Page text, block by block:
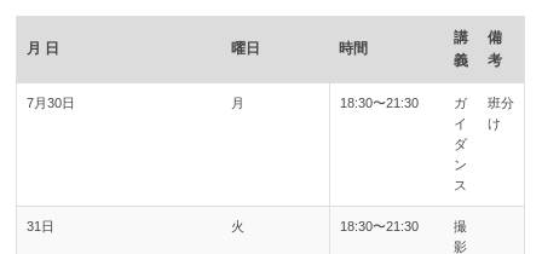
月 日 曜日 時間
講
義
備
考
7月30日 月 18:30〜21:30
ガ
イ
ダ
ン
ス
班分
け
31日 火 18:30〜21:30
撮
影